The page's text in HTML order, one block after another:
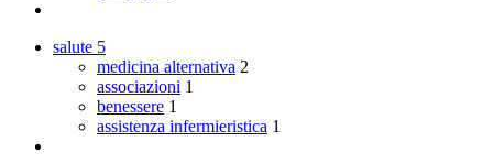
salute 5
medicina alternativa 2
associazioni 1
benessere 1
assistenza infermieristica 1